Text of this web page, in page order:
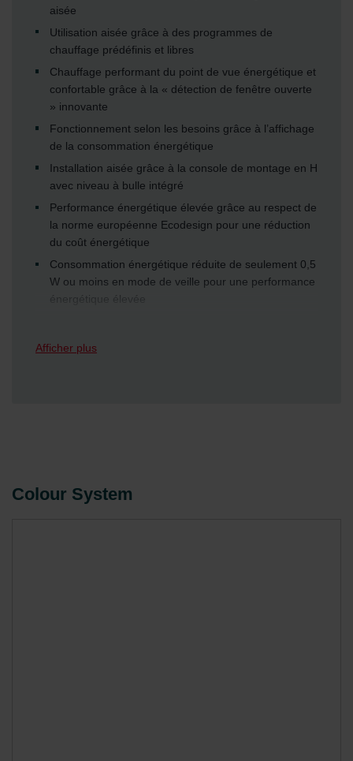
aisée
Utilisation aisée grâce à des programmes de
chauffage prédéfinis et libres
Chauffage performant du point de vue énergétique et
confortable grâce à la « détection de fenêtre ouverte
» innovante
Fonctionnement selon les besoins grâce à l’affichage
de la consommation énergétique
Installation aisée grâce à la console de montage en H
avec niveau à bulle intégré
Performance énergétique élevée grâce au respect de
la norme européenne Ecodesign pour une réduction
du coût énergétique
Consommation énergétique réduite de seulement 0,5
W ou moins en mode de veille pour une performance
énergétique élevée
automatique en cas d’absence
Commodité avancée en créant des zones spécifiques
Afficher plus
Colour System